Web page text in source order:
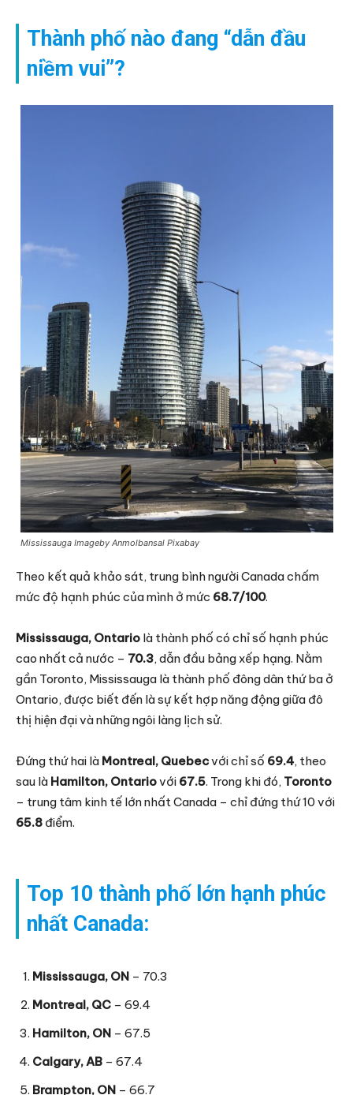
Thành phố nào đang “dẫn đầu
niềm vui”?
Mississauga Imageby Anmolbansal Pixabay
Theo kết quả khảo sát, trung bình người Canada chấm
mức độ hạnh phúc của mình ở mức 68.7/100.
Mississauga, Ontario là thành phố có chỉ số hạnh phúc
cao nhất cả nước – 70.3, dẫn đầu bảng xếp hạng. Nằm
gần Toronto, Mississauga là thành phố đông dân thứ ba ở
Ontario, được biết đến là sự kết hợp năng động giữa đô
thị hiện đại và những ngôi làng lịch sử.
Đứng thứ hai là Montreal, Quebecvới chỉ số 69.4, theo
sau là Hamilton, Ontariovới 67.5. Trong khi đó, Toronto
– trung tâm kinh tế lớn nhất Canada – chỉ đứng thứ 10 với
65.8 điểm.
Top 10 thành phố lớn hạnh phúc
nhất Canada:
Mississauga, ON – 70.3
Montreal, QC – 69.4
Hamilton, ON – 67.5
Calgary, AB – 67.4
Brampton, ON – 66.7